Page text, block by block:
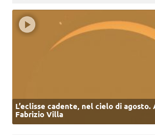
L’eclisse cadente, nel cielo di agosto.
Fabrizio Villa